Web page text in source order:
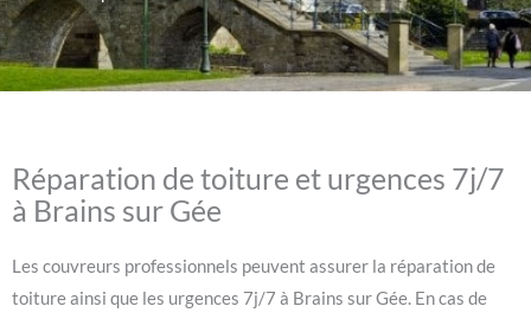
Réparation de toiture et urgences 7j/7
à Brains sur Gée
Les couvreurs professionnels peuvent assurer la réparation de
toiture ainsi que les urgences 7j/7 à Brains sur Gée. En cas de